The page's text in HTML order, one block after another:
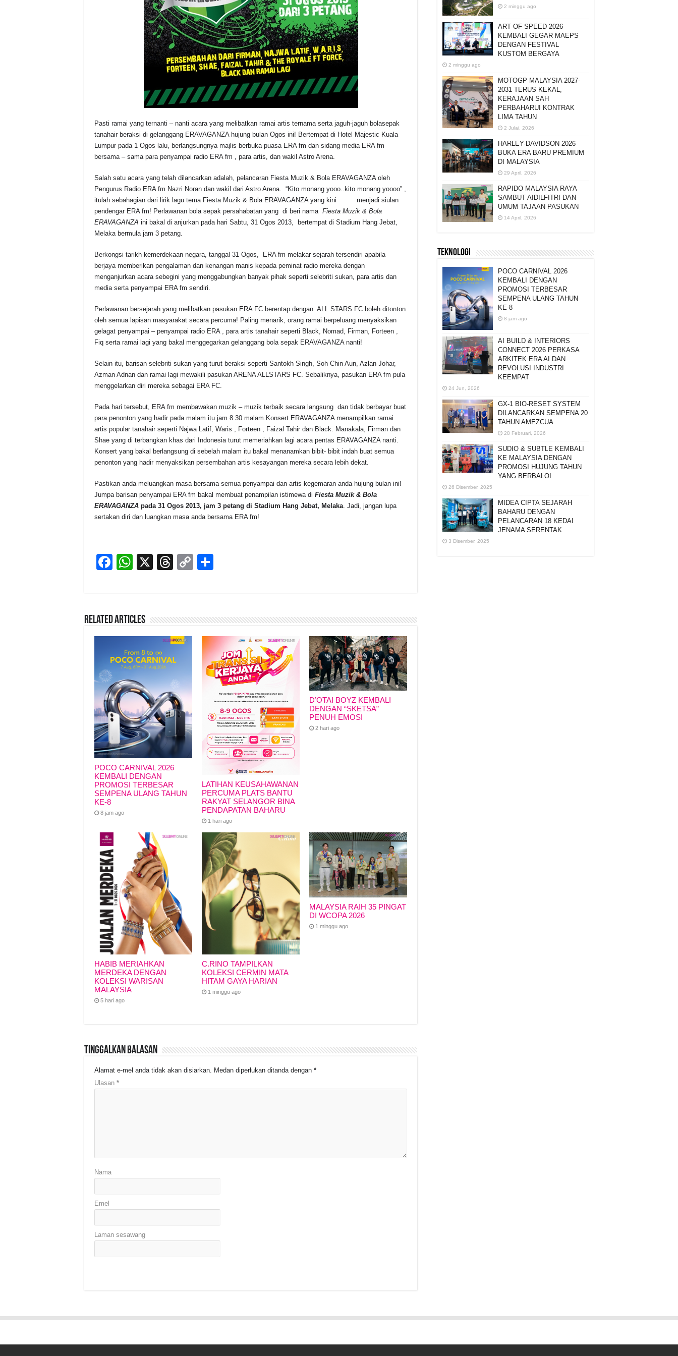
Pasti ramai yang ternanti – nanti acara yang melibatkan ramai artis ternama serta jaguh-jaguh bolasepak
tanahair beraksi di gelanggang ERAVAGANZA hujung bulan Ogos ini! Bertempat di Hotel Majestic Kuala
Lumpur pada 1 Ogos lalu, berlangsungnya majlis berbuka puasa ERA fm dan sidang media ERA fm
bersama – sama para penyampai radio ERA fm , para artis, dan wakil Astro Arena.
Salah satu acara yang telah dilancarkan adalah, pelancaran Fiesta Muzik & Bola ERAVAGANZA oleh
Pengurus Radio ERA fm Nazri Noran dan wakil dari Astro Arena. “Kito monang yooo..kito monang yoooo” ,
itulah sebahagian dari lirik lagu tema Fiesta Muzik & Bola ERAVAGANZA yang kini menjadi siulan
pendengar ERA fm! Perlawanan bola sepak persahabatan yang di beri nama Fiesta Muzik & Bola
ERAVAGANZA ini bakal di anjurkan pada hari Sabtu, 31 Ogos 2013, bertempat di Stadium Hang Jebat,
Melaka bermula jam 3 petang.
Berkongsi tarikh kemerdekaan negara, tanggal 31 Ogos, ERA fm melakar sejarah tersendiri apabila
berjaya memberikan pengalaman dan kenangan manis kepada peminat radio mereka dengan
menganjurkan acara sebegini yang menggabungkan banyak pihak seperti selebriti sukan, para artis dan
media serta penyampai ERA fm sendiri.
Perlawanan bersejarah yang melibatkan pasukan ERA FC berentap dengan ALL STARS FC boleh ditonton
oleh semua lapisan masyarakat secara percuma! Paling menarik, orang ramai berpeluang menyaksikan
gelagat penyampai – penyampai radio ERA , para artis tanahair seperti Black, Nomad, Firman, Forteen ,
Fiq serta ramai lagi yang bakal menggegarkan gelanggang bola sepak ERAVAGANZA nanti!
Selain itu, barisan selebriti sukan yang turut beraksi seperti Santokh Singh, Soh Chin Aun, Azlan Johar,
Azman Adnan dan ramai lagi mewakili pasukan ARENA ALLSTARS FC. Sebaliknya, pasukan ERA fm pula
menggelarkan diri mereka sebagai ERA FC.
Pada hari tersebut, ERA fm membawakan muzik – muzik terbaik secara langsung dan tidak berbayar buat
para penonton yang hadir pada malam itu jam 8.30 malam.Konsert ERAVAGANZA menampilkan ramai
artis popular tanahair seperti Najwa Latif, Waris , Forteen , Faizal Tahir dan Black. Manakala, Firman dan
Shae yang di terbangkan khas dari Indonesia turut memeriahkan lagi acara pentas ERAVAGANZA nanti.
Konsert yang bakal berlangsung di sebelah malam itu bakal menanamkan bibit- bibit indah buat semua
penonton yang hadir menyaksikan persembahan artis kesayangan mereka secara lebih dekat.
Pastikan anda meluangkan masa bersama semua penyampai dan artis kegemaran anda hujung bulan ini!
Jumpa barisan penyampai ERA fm bakal membuat penampilan istimewa di Fiesta Muzik & Bola
ERAVAGANZA pada 31 Ogos 2013, jam 3 petang di Stadium Hang Jebat, Melaka . Jadi, jangan lupa
sertakan diri dan luangkan masa anda bersama ERA fm!
F
e
b
o
o
k
W
s
A
p
p
X
T
d
s
C
Li
n
Related Articles
POCO CARNIVAL 2026
KEMBALI DENGAN
PROMOSI TERBESAR
SEMPENA ULANG TAHUN
KE-8
8 jam ago
LATIHAN KEUSAHAWANAN
PERCUMA PLATS BANTU
RAKYAT SELANGOR BINA
PENDAPATAN BAHARU
1 hari ago
D’OTAI BOYZ KEMBALI
DENGAN “SKETSA”
PENUH EMOSI
2 hari ago
HABIB MERIAHKAN
MERDEKA DENGAN
KOLEKSI WARISAN
MALAYSIA
5 hari ago
C.RINO TAMPILKAN
KOLEKSI CERMIN MATA
HITAM GAYA HARIAN
1 minggu ago
MALAYSIA RAIH 35 PINGAT
DI WCOPA 2026
1 minggu ago
Tinggalkan Balasan
Alamat e-mel anda tidak akan disiarkan. Medan diperlukan ditanda dengan *
Ulasan *
Nama
Emel
Laman sesawang
2 minggu ago
ART OF SPEED 2026
KEMBALI GEGAR MAEPS
DENGAN FESTIVAL
KUSTOM BERGAYA
2 minggu ago
MOTOGP MALAYSIA 2027-
2031 TERUS KEKAL,
KERAJAAN SAH
PERBAHARUI KONTRAK
LIMA TAHUN
2 Julai, 2026
HARLEY-DAVIDSON 2026
BUKA ERA BARU PREMIUM
DI MALAYSIA
29 April, 2026
RAPIDO MALAYSIA RAYA
SAMBUT AIDILFITRI DAN
UMUM TAJAAN PASUKAN
14 April, 2026
TEKNOLOGI
POCO CARNIVAL 2026
KEMBALI DENGAN
PROMOSI TERBESAR
SEMPENA ULANG TAHUN
KE-8
8 jam ago
AI BUILD & INTERIORS
CONNECT 2026 PERKASA
ARKITEK ERA AI DAN
REVOLUSI INDUSTRI
KEEMPAT
24 Jun, 2026
GX-1 BIO-RESET SYSTEM
DILANCARKAN SEMPENA 20
TAHUN AMEZCUA
28 Februari, 2026
SUDIO & SUBTLE KEMBALI
KE MALAYSIA DENGAN
PROMOSI HUJUNG TAHUN
YANG BERBALOI
26 Disember, 2025
MIDEA CIPTA SEJARAH
BAHARU DENGAN
PELANCARAN 18 KEDAI
JENAMA SERENTAK
3 Disember, 2025